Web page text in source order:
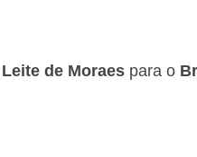
de Moraes para o